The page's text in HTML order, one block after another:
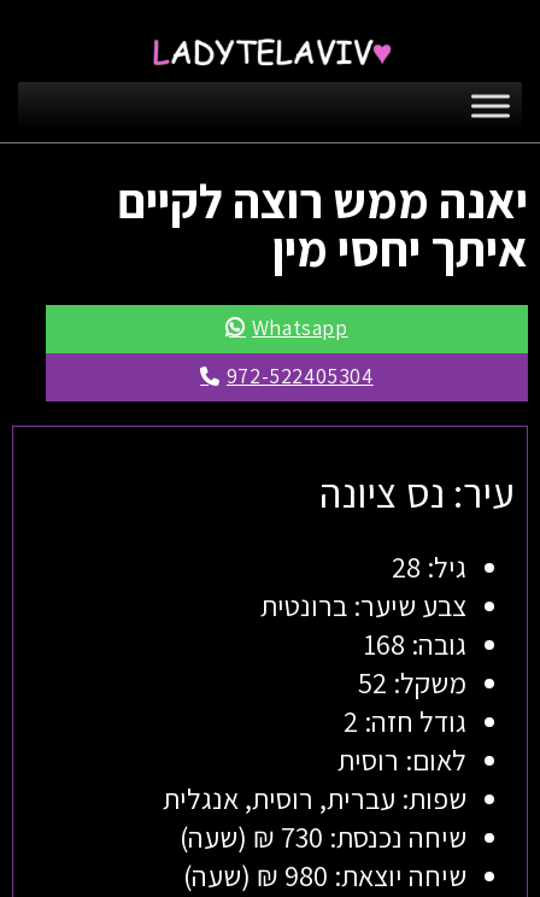
יאנה ממש רוצה לקיים
איתך יחסי מין
Whatsapp
972-522405304
עיר: נס ציונה
גיל: 28
צבע שיער: ברונטית
גובה: 168
משקל: 52
גודל חזה: 2
לאום: רוסית
שפות: עברית, רוסית, אנגלית
שיחה נכנסת: 730 ₪ (שעה)
שיחה יוצאת: 980 ₪ (שעה)